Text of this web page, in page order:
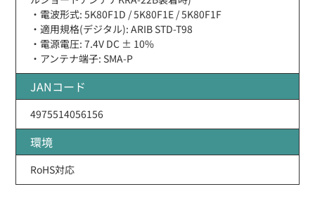
・電波形式: 5K80F1D / 5K80F1E / 5K80F1F
・適用規格(デジタル): ARIB STD-T98
・電源電圧: 7.4V DC ± 10%
・アンテナ端子: SMA-P
JANコード
4975514056156
環境
RoHS対応